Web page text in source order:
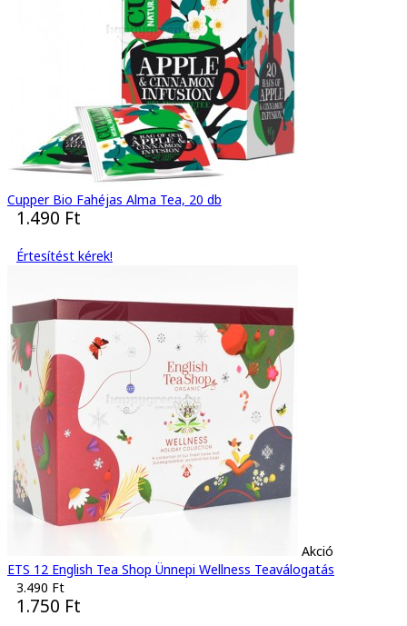
Cupper Bio Fahéjas Alma Tea, 20 db
1.490 Ft
Értesítést kérek!
Akció
ETS 12 English Tea Shop Ünnepi Wellness Teaválogatás
3.490 Ft
1.750 Ft